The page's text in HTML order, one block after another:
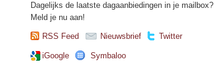
Dagelijks de laatste dagaanbiedingen in je mailbox?
Meld je nu aan!
RSS Feed Nieuwsbrief Twitter
iGoogle Symbaloo